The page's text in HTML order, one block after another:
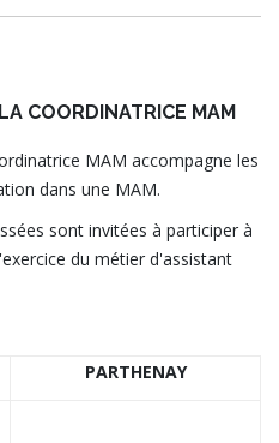
COORDINATRICE MAM
MAM accompagne les
dans une MAM.
sont invitées à participer à
du métier d'assistant
PARTHENAY